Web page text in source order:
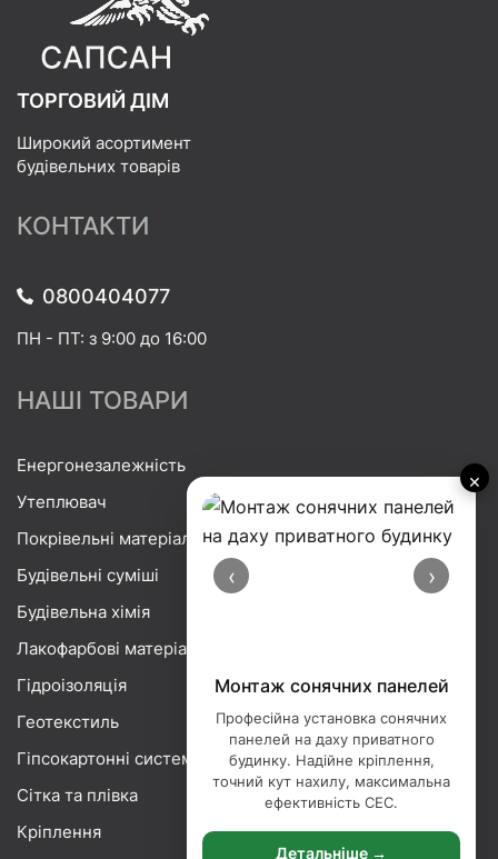
×
‹ ›
Монтаж сонячних панелей
Професійна установка сонячних
панелей на даху приватного
будинку. Надійне кріплення,
точний кут нахилу, максимальна
ефективність СЕС.
Детальніше →
ТОРГОВИЙ ДІМ
Широкий асортимент
будівельних товарів
КОНТАКТИ
0800404077
ПН - ПТ: з 9:00 до 16:00
НАШІ ТОВАРИ
Енергонезалежність
Утеплювач
Покрівельні матеріали
Будівельні суміші
Будівельна хімія
Лакофарбові матеріали
Гідроізоляція
Геотекстиль
Гіпсокартонні системи
Сітка та плівка
Кріплення